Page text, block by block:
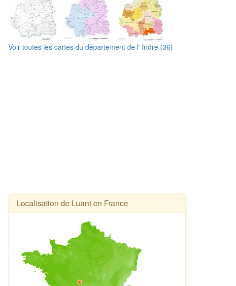
Voir toutes les cartes du département de l' Indre (36)
Localisation de Luant en France